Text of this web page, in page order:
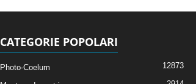
CATEGORIE POPOLARI
Photo-Coelum 12873